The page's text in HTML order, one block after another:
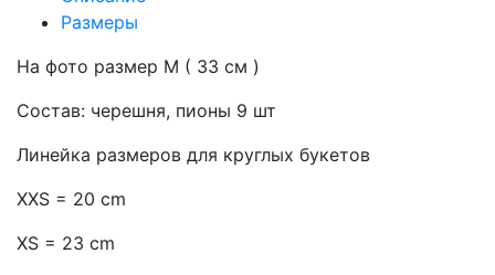
Размеры
На фото размер М ( 33 см )
Состав: черешня, пионы 9 шт
Линейка размеров для круглых букетов
XXS = 20 cm
XS = 23 cm